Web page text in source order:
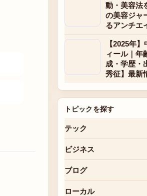
動・美容法
の美容ジャ
るアンチエ
【2025年
ィール｜年
成・学歴・
秀征】最新
トピックを探す
テック
ビジネス
ブログ
ローカル